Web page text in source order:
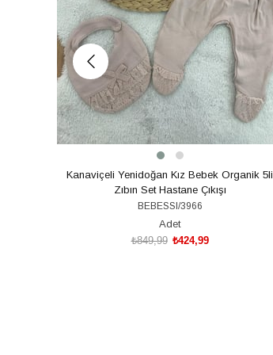
Kanaviçeli Yenidoğan Kız Bebek Organik 5li
Zıbın Set Hastane Çıkışı
BEBESSI/3966
Adet
₺424,99
₺849,99